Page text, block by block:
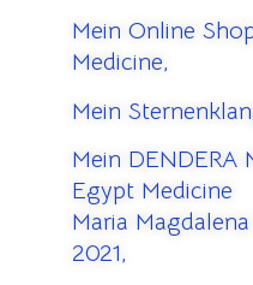
Mein Online
Medicine,
Mein
Mein DENDERA
Egypt Medicine
Maria
2021,